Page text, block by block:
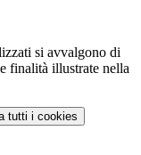
si avvalgono di
finalità illustrate nella
tutti i cookies